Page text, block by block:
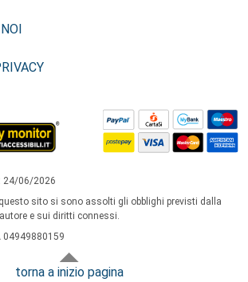
24/06/2026
questo sito si sono assolti gli obblighi previsti dalla
e sui diritti connessi.
04949880159
torna a inizio pagina